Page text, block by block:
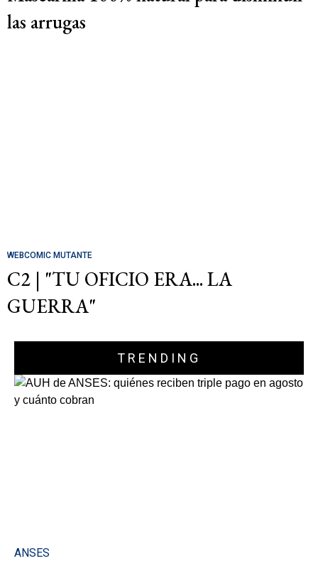
las arrugas
WEBCOMIC MUTANTE
C2 | "TU OFICIO ERA... LA
GUERRA"
TRENDING
ANSES